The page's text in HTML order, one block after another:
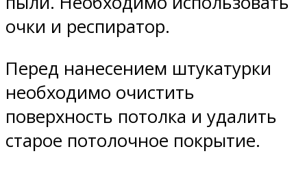
очки и респиратор.
Перед нанесением штукатурки
необходимо очистить
поверхность потолка и удалить
старое потолочное покрытие.